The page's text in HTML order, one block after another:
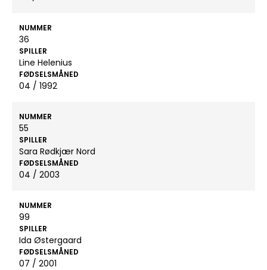
NUMMER
36
SPILLER
Line Helenius
FØDSELSMÅNED
04 / 1992
NUMMER
55
SPILLER
Sara Rødkjær Nord
FØDSELSMÅNED
04 / 2003
NUMMER
99
SPILLER
Ida Østergaard
FØDSELSMÅNED
07 / 2001